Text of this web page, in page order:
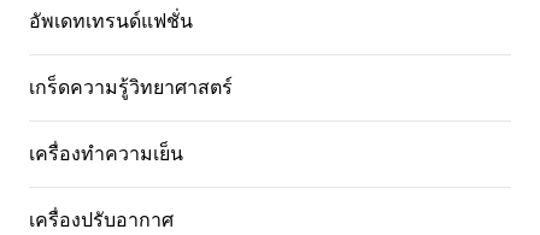
อัพเดทเทรนด์แฟชั่น
เกร็ดความรู้วิทยาศาสตร์
เครื่องทำความเย็น
เครื่องปรับอากาศ